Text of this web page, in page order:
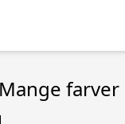
farver